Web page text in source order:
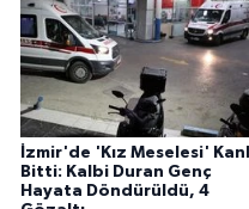
İzmir'de 'Kız Meselesi'
Bitti: Kalbi Duran Genç
Hayata Döndürüldü, 4